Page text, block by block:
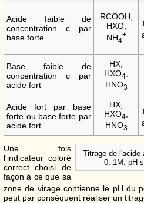
Acide faible de
concentration c par
base forte
RCOOH,
HXO,
NH4
+
Base faible de
concentration c par
acide fort
HX,
HXO4
HNO3
Acide fort par base
forte ou base forte par
acide fort
HX,
HXO4
HNO3
Titrage de l'acide
0, 1M. pH
Une fois
l'indicateur coloré
correct choisi de
façon à ce que sa
zone de virage contienne le pH du
peut par conséquent réaliser un